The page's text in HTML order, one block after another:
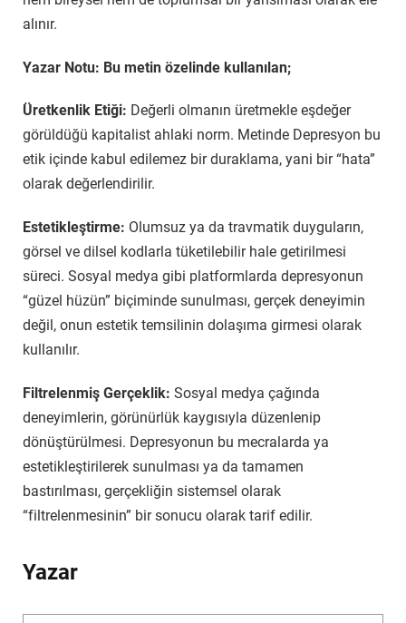
alınır.
Yazar Notu: Bu metin özelinde kullanılan;
Üretkenlik Etiği: Değerli olmanın üretmekle eşdeğer
görüldüğü kapitalist ahlaki norm. Metinde Depresyon bu
etik içinde kabul edilemez bir duraklama, yani bir “hata”
olarak değerlendirilir.
Estetikleştirme: Olumsuz ya da travmatik duyguların,
görsel ve dilsel kodlarla tüketilebilir hale getirilmesi
süreci. Sosyal medya gibi platformlarda depresyonun
“güzel hüzün” biçiminde sunulması, gerçek deneyimin
değil, onun estetik temsilinin dolaşıma girmesi olarak
kullanılır.
Filtrelenmiş Gerçeklik: Sosyal medya çağında
deneyimlerin, görünürlük kaygısıyla düzenlenip
dönüştürülmesi. Depresyonun bu mecralarda ya
estetikleştirilerek sunulması ya da tamamen
bastırılması, gerçekliğin sistemsel olarak
“filtrelenmesinin” bir sonucu olarak tarif edilir.
Yazar